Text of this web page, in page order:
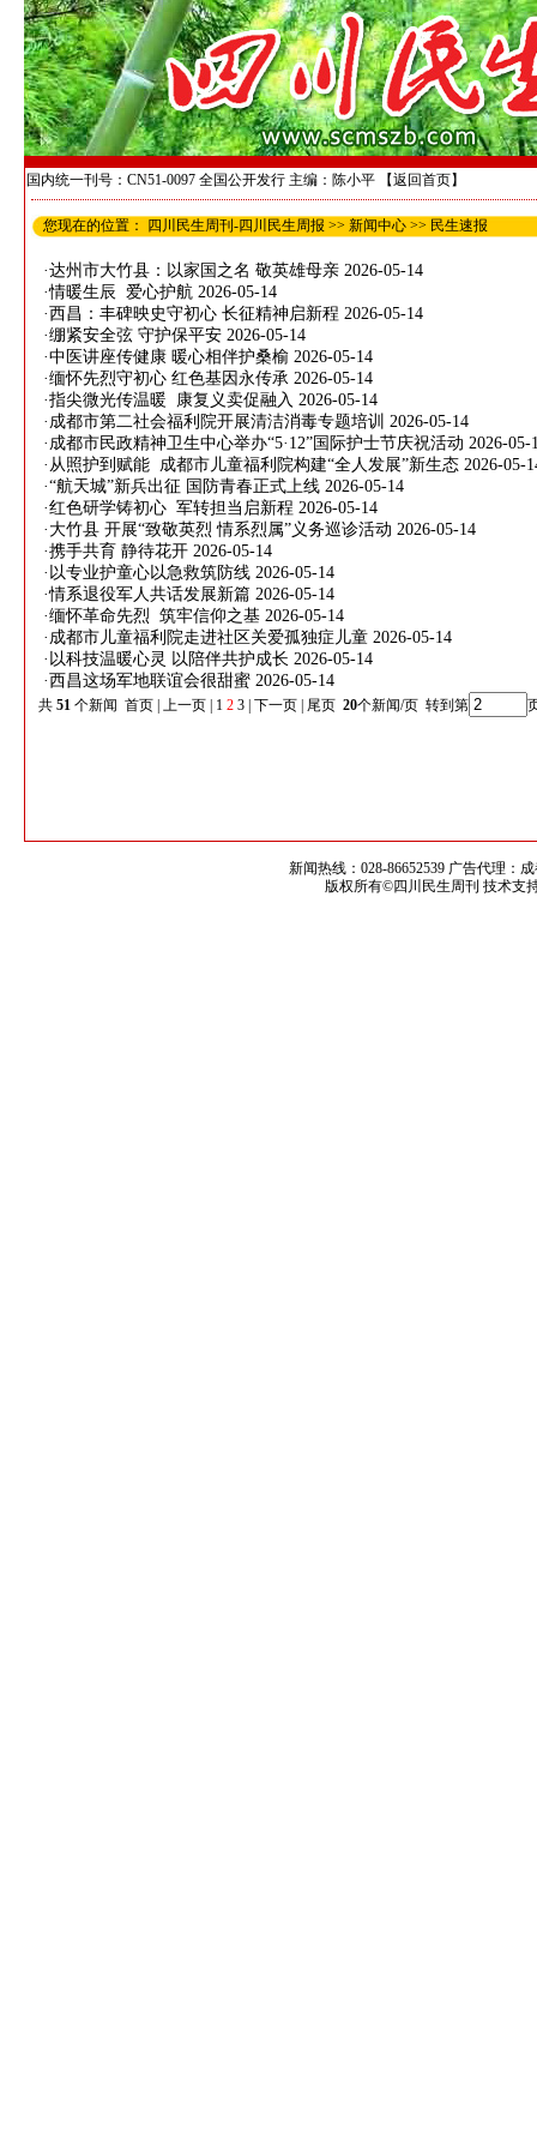
国内统一刊号：CN51-0097 全国公开发行 主编：陈小平 【返回首页】
您现在的位置： 四川民生周刊-四川民生周报 >> 新闻中心 >> 民生速报
·达州市大竹县：以家国之名 敬英雄母亲 2026-05-14
·情暖生辰 爱心护航 2026-05-14
·西昌：丰碑映史守初心 长征精神启新程 2026-05-14
·绷紧安全弦 守护保平安 2026-05-14
·中医讲座传健康 暖心相伴护桑榆 2026-05-14
·缅怀先烈守初心 红色基因永传承 2026-05-14
·指尖微光传温暖 康复义卖促融入 2026-05-14
· 成都市第二社会福利院开展清洁消毒专题培训 2026-05-14
· 成都市民政精神卫生中心举办“5·12”国际护士节庆祝活动 2026-05-
· 从照护到赋能 成都市儿童福利院构建“全人发展”新生态 2026-05-
·“航天城”新兵出征 国防青春正式上线 2026-05-14
·红色研学铸初心 军转担当启新程 2026-05-14
· 大竹县 开展“致敬英烈 情系烈属”义务巡诊活动 2026-05-14
·携手共育 静待花开 2026-05-14
· 以专业护童心以急救筑防线 2026-05-14
·情系退役军人共话发展新篇 2026-05-14
·缅怀革命先烈 筑牢信仰之基 2026-05-14
· 成都市儿童福利院走进社区关爱孤独症儿童 2026-05-14
· 以科技温暖心灵 以陪伴共护成长 2026-05-14
·西昌这场军地联谊会很甜蜜 2026-05-14
共 51 个新闻 首页 上一页 1 2 3 下一页 尾页 20个新闻/页 转到第
新闻热线：028-86652539 广告代理：
版权所有©四川民生周刊 技术支